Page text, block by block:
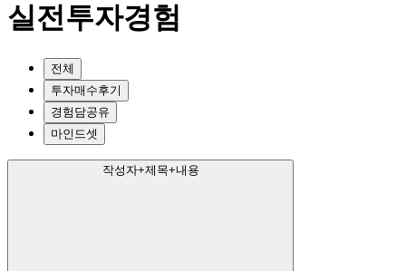
실전투자경험
전체
투자매수후기
경험담공유
마인드셋
작성자+제목+내용